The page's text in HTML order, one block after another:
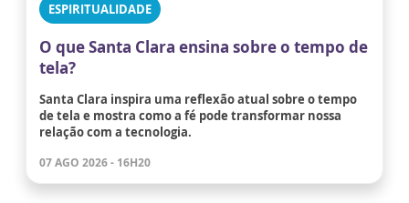
ESPIRITUALIDADE
O que Santa Clara ensina sobre o tempo de
tela?
Santa Clara inspira uma reflexão atual sobre o tempo
de tela e mostra como a fé pode transformar nossa
relação com a tecnologia.
07 AGO 2026 - 16H20